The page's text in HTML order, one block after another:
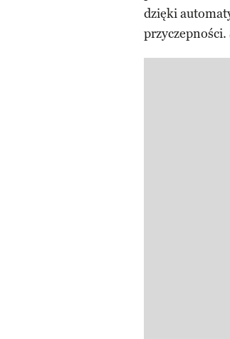
dzięki